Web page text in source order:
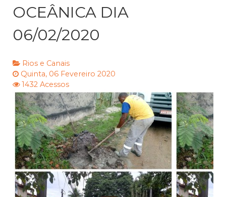
OCEÂNICA DIA
06/02/2020
Rios e Canais
Quinta, 06 Fevereiro 2020
1432 Acessos